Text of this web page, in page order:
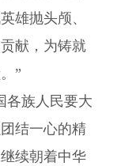
雄抛头颅、
献，为铸就
”
族人民要大
结一心的精
续朝着中华